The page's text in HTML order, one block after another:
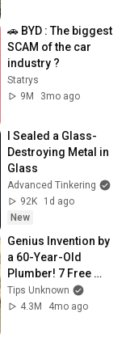
🚗 BYD : The biggest
SCAM of the car
industry ?
Statrys
9M
3mo ago
I Sealed a Glass-
Destroying Metal in
Glass
Advanced Tinkering
92K
1d ago
New
Genius Invention by
a 60-Year-Old
Plumber! 7 Free
Recycling Ideas
from Plastic Mesh
Tips Unknown
4.3M
4mo ago